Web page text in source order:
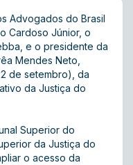
Advogados do Brasil
Cardoso Júnior, o
e o presidente da
Mendes Neto,
de setembro), da
da Justiça do
Superior do
da Justiça do
o acesso da